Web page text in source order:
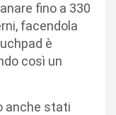
fino a 330
facendola
è
così un
anche stati